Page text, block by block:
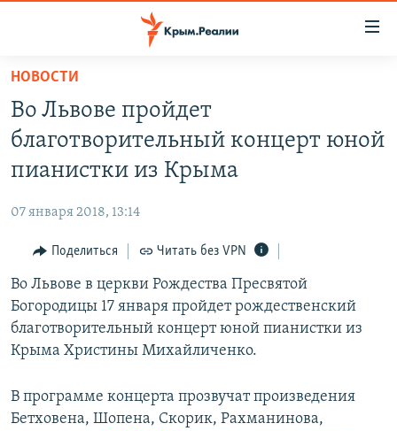
Вернуться
основному
содержанию
главной
навигации
Вернутся
поиску
СПЕЦПРОЕКТЫ
11 ЛЕТ ОККУПАЦИИ КРЫМА. 11 ИСТОРИЙ СОПРОТИВЛЕНИЯ
ЕЩЕ
ИНТЕРАКТИВ
ИНФОГРАФИКА
ТЕЛЕПРОЕКТ КРЫМ.РЕАЛИИ
СОВЕТЫ ПРАВОЗАЩИТНИКОВ
ПОБЕДИТЕЛЕЙ НЕ СУДЯТ?
РАДІО СВОБОДА
КАК ОБОЙТИ БЛОКИРОВКУ
Українською
Qırımtatar
ПРИСОЕДИНЯЙТЕСЬ!
НОВОСТИ
Во Львове пройдет
благотворительный концерт юной
пианистки из Крыма
07 января 2018, 13:14
Поделиться Читать без VPN
Во Львове в церкви Рождества Пресвятой
Богородицы 17 января пройдет рождественский
благотворительный концерт юной пианистки из
Крыма Христины Михайличенко.
В программе концерта прозвучат произведения
Бетховена, Шопена, Скорик, Рахманинова,